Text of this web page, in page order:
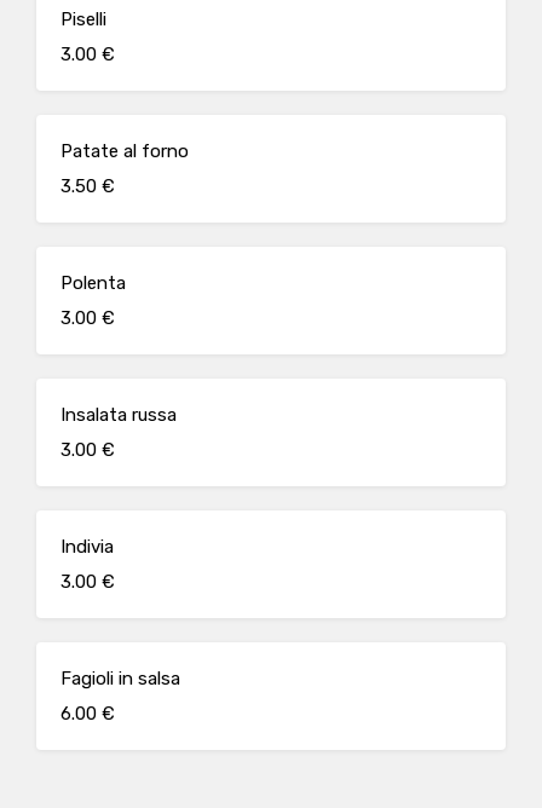
Piselli
3.00 €
Patate al forno
3.50 €
Polenta
3.00 €
Insalata russa
3.00 €
Indivia
3.00 €
Fagioli in salsa
6.00 €